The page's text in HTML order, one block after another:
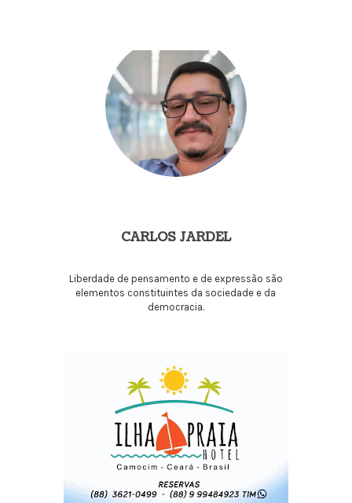
CARLOS JARDEL
Liberdade de pensamento e de expressão são
elementos constituintes da sociedade e da
democracia.